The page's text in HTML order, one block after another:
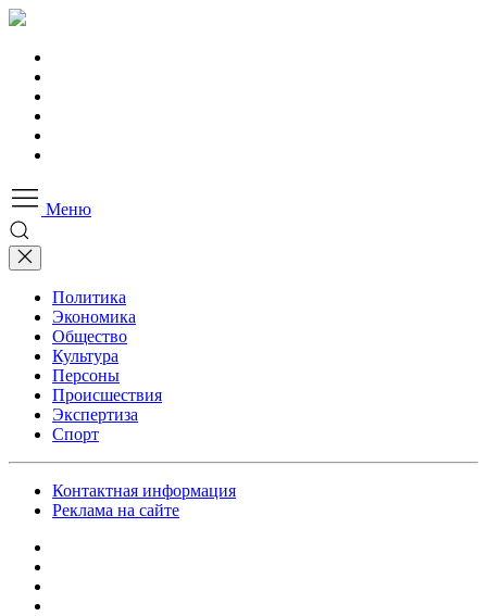
Меню
Политика
Экономика
Общество
Культура
Персоны
Происшествия
Экспертиза
Спорт
Контактная информация
Реклама на сайте